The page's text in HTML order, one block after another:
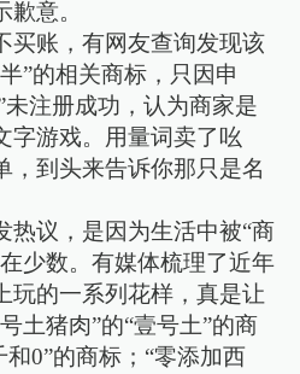
意。
买账，有网友查询发现该
”的相关商标，只因申
未注册成功，认为商家是
字游戏。用量词卖了吆
，到头来告诉你那只是名
热议，是因为生活中被“商
少数。有媒体梳理了近年
玩的一系列花样，真是让
土猪肉”的“壹号土”的商
和0”的商标；“零添加西